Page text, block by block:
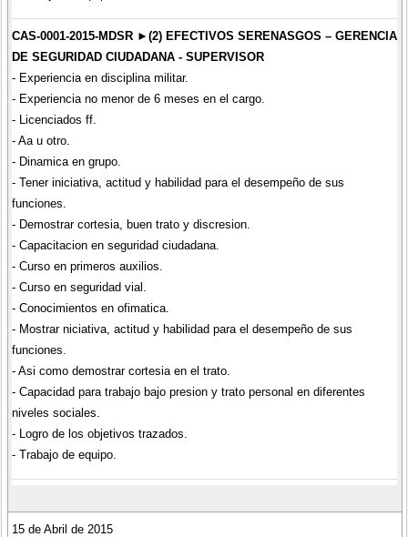
CAS-0001-2015-MDSR ►(2) EFECTIVOS SERENASGOS – GERENCIA
DE SEGURIDAD CIUDADANA - SUPERVISOR
- Experiencia en disciplina militar.
- Experiencia no menor de 6 meses en el cargo.
- Licenciados ff.
- Aa u otro.
- Dinamica en grupo.
- Tener iniciativa, actitud y habilidad para el desempeño de sus
funciones.
- Demostrar cortesia, buen trato y discresion.
- Capacitacion en seguridad ciudadana.
- Curso en primeros auxilios.
- Curso en seguridad vial.
- Conocimientos en ofimatica.
- Mostrar niciativa, actitud y habilidad para el desempeño de sus
funciones.
- Asi como demostrar cortesia en el trato.
- Capacidad para trabajo bajo presion y trato personal en diferentes
niveles sociales.
- Logro de los objetivos trazados.
- Trabajo de equipo.
15 de Abril de 2015